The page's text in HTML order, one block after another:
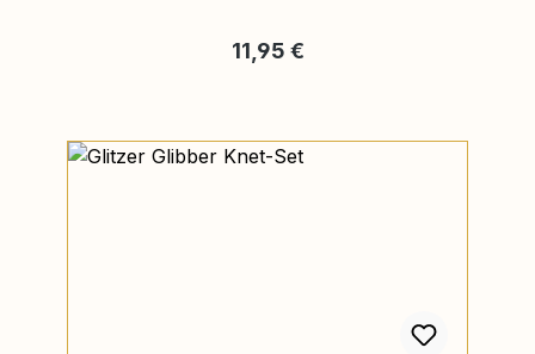
Regulärer Preis:
11,95 €